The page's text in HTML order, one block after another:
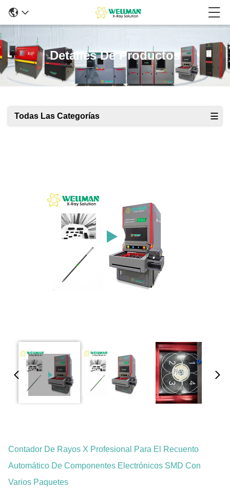
Detalles De Productos
Todas Las Categorías
Contador De Rayos X Profesional Para El Recuento
Automático De Componentes Electrónicos SMD Con
Varios Paquetes